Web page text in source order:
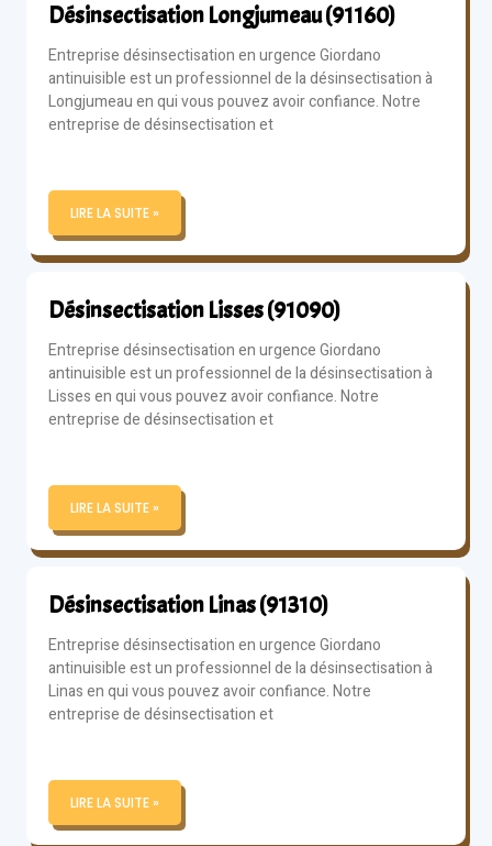
Désinsectisation Longjumeau (91160)
Entreprise désinsectisation en urgence Giordano
antinuisible est un professionnel de la désinsectisation à
Longjumeau en qui vous pouvez avoir confiance. Notre
entreprise de désinsectisation et
LIRE LA SUITE »
Désinsectisation Lisses (91090)
Entreprise désinsectisation en urgence Giordano
antinuisible est un professionnel de la désinsectisation à
Lisses en qui vous pouvez avoir confiance. Notre
entreprise de désinsectisation et
LIRE LA SUITE »
Désinsectisation Linas (91310)
Entreprise désinsectisation en urgence Giordano
antinuisible est un professionnel de la désinsectisation à
Linas en qui vous pouvez avoir confiance. Notre
entreprise de désinsectisation et
LIRE LA SUITE »